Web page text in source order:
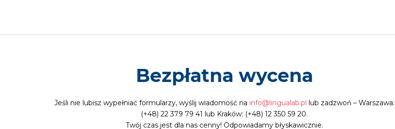
Bezpłatna wycena
Jeśli nie lubisz wypełniać formularzy, wyślij wiadomość na info@lingualab.pl lub zadzwoń – Warszawa:
(+48) 22 379 79 41 lub Kraków: (+48) 12 350 59 20.
Twój czas jest dla nas cenny! Odpowiadamy błyskawicznie.